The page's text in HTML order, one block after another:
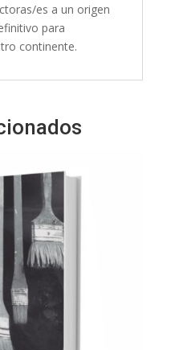
es a un origen
para
continente.